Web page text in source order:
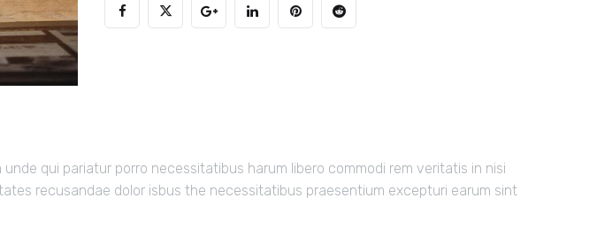
qui pariatur porro necessitatibus harum libero commodi rem veritatis in nisi
recusandae dolor isbus the necessitatibus praesentium excepturi earum sint